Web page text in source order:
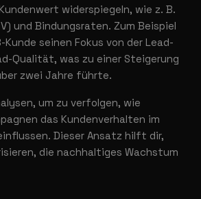
widerspiegeln, wie z. B.
und Bindungsraten. Zum Beispiel
seinen Fokus von der Lead-
Qualität, was zu einer Steigerung
zwei Jahre führte.
um zu verfolgen, wie
das Kundenverhalten im
Dieser Ansatz hilft dir,
die nachhaltiges Wachstum